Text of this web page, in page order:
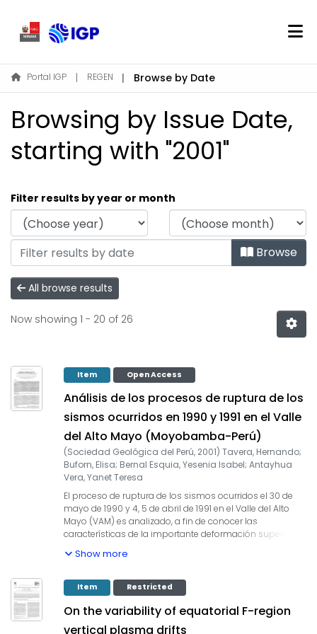
Home
About REGEN
Communities & Collections
Find
Portal IGP REGEN Browse by Date
Browsing by Issue Date,
starting with "2001"
Filter results by year or month
Browse
All browse results
Now showing 1 - 20 of 26
Item Open Access
Análisis de los procesos de ruptura de los
sismos ocurridos en 1990 y 1991 en el Valle
del Alto Mayo (Moyobamba-Perú)
(Sociedad Geológica del Perú, 2001) Tavera, Hernando;
Buforn, Elisa; Bernal Esquia, Yesenia Isabel; Antayhua
Vera, Yanet Teresa
El proceso de ruptura de los sismos ocurridos el 30 de
mayo de 1990 y 4, 5 de abril de 1991 en el Valle del Alto
Mayo (VAM) es analizado, a fin de conocer las
características de la importante deformación superficial
Subandina de la región Norte de Perú y es la fuente
alto índice de sismicidad y deformación. Los parámetros
focales de los sismos son obtenidos a partir de la
polaridad de la onda P y modelado de ondas de
volumen a distancias telesismicas (registros sísmicos
Show more
Item Restricted
On the variability of equatorial F-region
vertical plasma drifts